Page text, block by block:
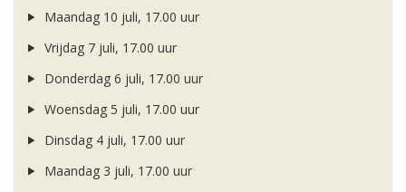
Maandag 10 juli, 17.00 uur
Vrijdag 7 juli, 17.00 uur
Donderdag 6 juli, 17.00 uur
Woensdag 5 juli, 17.00 uur
Dinsdag 4 juli, 17.00 uur
Maandag 3 juli, 17.00 uur